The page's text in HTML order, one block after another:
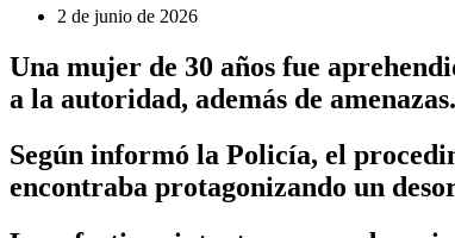
2 de junio de 2026
Una mujer de 30 años fue
a la autoridad, además de amenazas.
Según informó la Policía, el
encontraba protagonizando un